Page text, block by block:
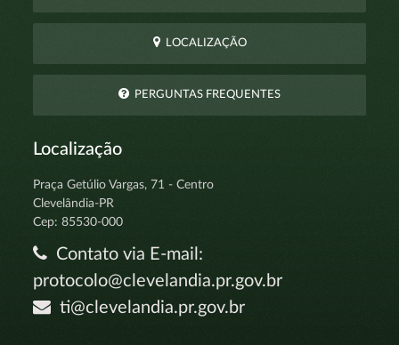
LOCALIZAÇÃO
PERGUNTAS FREQUENTES
Localização
Praça Getúlio Vargas, 71 - Centro
Clevelândia-PR
Cep: 85530-000
Contato via E-mail:
protocolo@clevelandia.pr.gov.br
ti@clevelandia.pr.gov.br